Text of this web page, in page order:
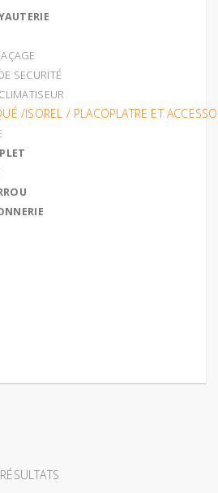
SECURITÉ
/ISOREL / PLACOPLATRE ET